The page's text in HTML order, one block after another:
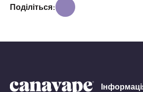
Поділіться: